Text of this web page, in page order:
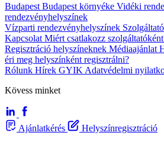
Budapest Budapest környéke Vidéki
rendezvényhelyszínek
Vízparti rendezvényhelyszínek
Kapcsolat Miért csatlakozz
Regisztráció helyszíneknek Médiaajánlat
éri meg helyszínként regisztrálni?
Rólunk Hírek GYIK Adatvédelmi
Kövess minket
Ajánlatkérés
Helyszínregisztráció